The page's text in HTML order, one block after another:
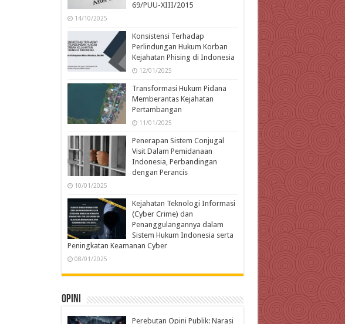
69/PUU-XIII/2015
14/10/2025
Konsistensi Terhadap
Perlindungan Hukum Korban
Kejahatan Phising di Indonesia
12/01/2025
Transformasi Hukum Pidana
Memberantas Kejahatan
Pertambangan
11/01/2025
Penerapan Sistem Conjugal
Visit Dalam Pemidanaan
Indonesia, Perbandingan
dengan Perancis
10/01/2025
Kejahatan Teknologi Informasi
(Cyber Crime) dan
Penanggulangannya dalam
Sistem Hukum Indonesia serta
Peningkatan Keamanan Cyber
08/01/2025
Opini
Perebutan Opini Publik: Narasi